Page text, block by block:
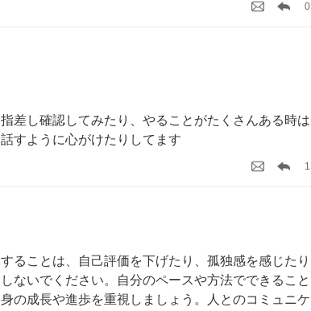
0
差し確認してみたり、やることがたくさんある時は
すように心がけたりしてます
1
ることは、自己評価を下げたり、孤独感を感じたり
ないでください。自分のペースや方法でできること
の成長や進歩を重視しましょう。人とのコミュニケ